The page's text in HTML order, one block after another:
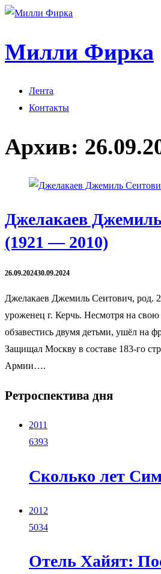
Милли Фирка
Лента
Контакты
Архив:
Джелакаев
(1921 — 2010)
26.09.202430.09.2024
Джелакаев Джемиль Сеитович, род.
уроженец г. Керчь. Несмотря на свою
обзавестись двумя детьми, ушёл на
Защищал Москву в составе 183-го
Армии….
Ретроспектива дня
2011
6393
Сколько лет
2012
5034
Отель Хайят: